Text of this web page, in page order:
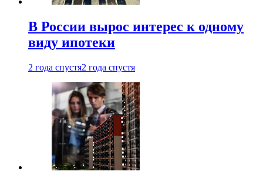
В России вырос интерес к одному
виду ипотеки
2 года спустя2 года спустя